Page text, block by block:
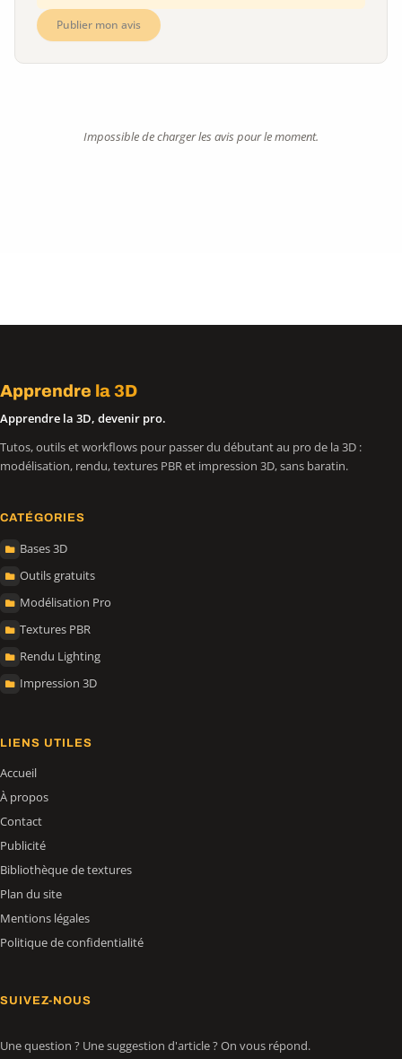
Publier mon avis
Impossible de charger les avis pour le moment.
Apprendre la 3D
Apprendre la 3D, devenir pro.
Tutos, outils et workflows pour passer du débutant au pro de la 3D :
modélisation, rendu, textures PBR et impression 3D, sans baratin.
CATÉGORIES
Bases 3D
Outils gratuits
Modélisation Pro
Textures PBR
Rendu Lighting
Impression 3D
LIENS UTILES
Accueil
À propos
Contact
Publicité
Bibliothèque de textures
Plan du site
Mentions légales
Politique de confidentialité
SUIVEZ-NOUS
Une question ? Une suggestion d'article ? On vous répond.